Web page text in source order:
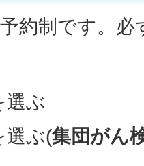
約制です。
選ぶ
選ぶ(集団がん